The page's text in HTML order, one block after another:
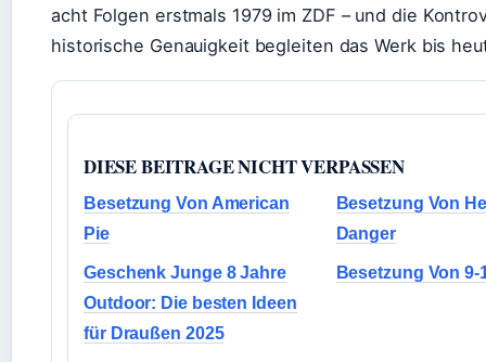
acht Folgen erstmals 1979 im ZDF – und die
historische Genauigkeit begleiten das Werk bis
DIESE BEITRAGE NICHT VERPASSEN
Besetzung Von American
Pie
Besetzung Von
Danger
Geschenk Junge 8 Jahre
Outdoor: Die besten Ideen
für Draußen 2025
Besetzung Von 9-